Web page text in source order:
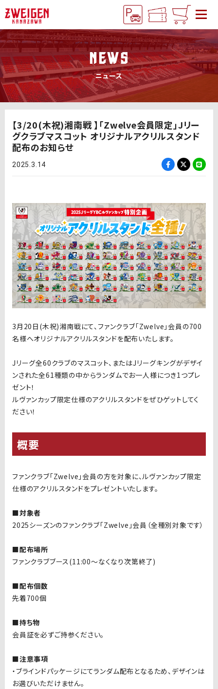
NEWS
ニュース
【3/20(木祝)湘南戦 】「Zwelve会員限定」Jリー
グクラブマスコット オリジナルアクリルスタンド
配布のお知らせ
2025.3.14
3月20日(木祝)湘南戦にて、ファンクラブ「Zwelve」会員の700
名様へオリジナルアクリルスタンドを配布いたします。
Jリーグ全60クラブのマスコット、またはJリーグキングがデザイ
ンされた全61種類の中からランダムでお一人様につき1つプレ
ゼント！
ルヴァンカップ限定仕様のアクリルスタンドをぜひゲットしてく
ださい！
概要
ファンクラブ「Zwelve」会員の方を対象に、ルヴァンカップ限定
仕様のアクリルスタンドをプレゼントいたします。
■対象者
2025シーズンのファンクラブ「Zwelve」会員（全種別対象です）
■配布場所
ファンクラブブース(11:00〜なくなり次第終了)
■配布個数
先着700個
■持ち物
会員証を必ずご持参ください。
■注意事項
・ブラインドパッケージにてランダム配布となるため、デザインは
お選びいただけません。